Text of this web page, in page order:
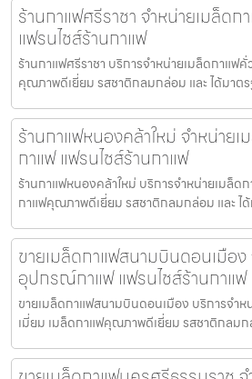
ร้านกาแฟศรีราชา จำหน่ายเมล็ด
แฟรนไชส์ร้านกาแฟ
ร้านกาแฟศรีราชา บริการจำหน่ายเมล็ดกาแฟ
คุณภาพดีเยี่ยม รสชาติกลมกล่อม และ ได้มาต
ร้านกาแฟหนองคล้าใหม่ จำหน่าย
กาแฟ แฟรนไชส์ร้านกาแฟ
ร้านกาแฟหนองคล้าใหม่ บริการจำหน่ายเมล็ด
กาแฟคุณภาพดีเยี่ยม รสชาติกลมกล่อม และ ไ
ขายเมล็ดกาแฟสนามบินดอนเมือง
อุปกรณ์กาแฟ แฟรนไชส์ร้านกาแฟ
ขายเมล็ดกาแฟสนามบินดอนเมือง บริการจำห
เมี่ยม เมล็ดกาแฟคุณภาพดีเยี่ยม รสชาติกลมก